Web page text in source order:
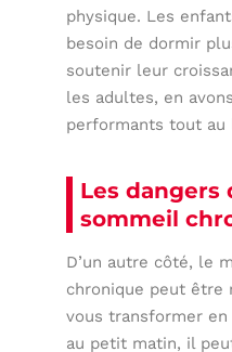
physique. Les
besoin de dormir
soutenir leur
les adultes, en
performants tout au
Les dangers
sommeil
D’un autre côté, le
chronique peut être
vous transformer en
au petit matin, il